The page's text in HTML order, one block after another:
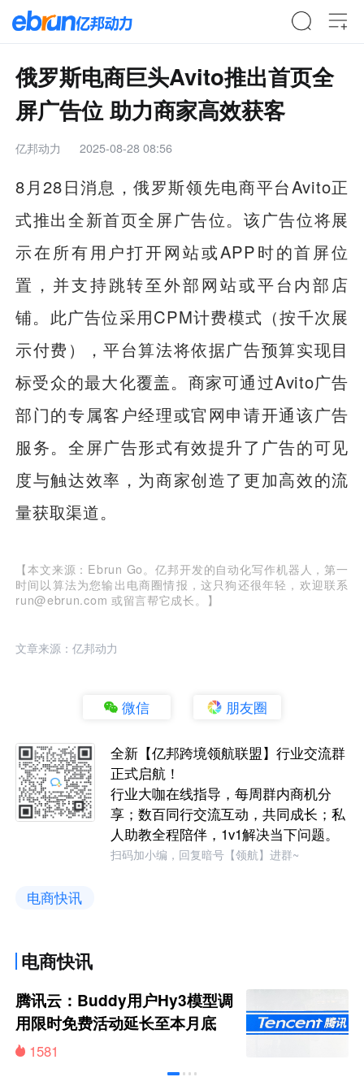
俄罗斯电商巨头Avito推出首页全
屏广告位 助力商家高效获客
亿邦动力 2025-08-28 08:56
8月28日消息，俄罗斯领先电商平台Avito正
式推出全新首页全屏广告位。该广告位将展
示在所有用户打开网站或APP时的首屏位
置，并支持跳转至外部网站或平台内部店
铺。此广告位采用CPM计费模式（按千次展
示付费），平台算法将依据广告预算实现目
标受众的最大化覆盖。商家可通过Avito广告
部门的专属客户经理或官网申请开通该广告
服务。全屏广告形式有效提升了广告的可见
度与触达效率，为商家创造了更加高效的流
量获取渠道。
【本文来源：Ebrun Go。亿邦开发的自动化写作机器人，第一
时间以算法为您输出电商圈情报，这只狗还很年轻，欢迎联系
run@ebrun.com 或留言帮它成长。】
文章来源：亿邦动力
微信 朋友圈
全新【亿邦跨境领航联盟】行业交流群
正式启航！
行业大咖在线指导，每周群内商机分
享；数百同行交流互动，共同成长；私
人助教全程陪伴，1v1解决当下问题。
扫码加小编，回复暗号【领航】进群~
电商快讯
电商快讯
腾讯云：Buddy用户Hy3模型调
用限时免费活动延长至本月底
1581